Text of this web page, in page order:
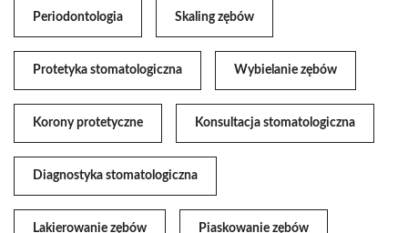
Periodontologia Skaling zębów
Protetyka stomatologiczna Wybielanie zębów
Korony protetyczne Konsultacja stomatologiczna
Diagnostyka stomatologiczna
Lakierowanie zębów Piaskowanie zębów